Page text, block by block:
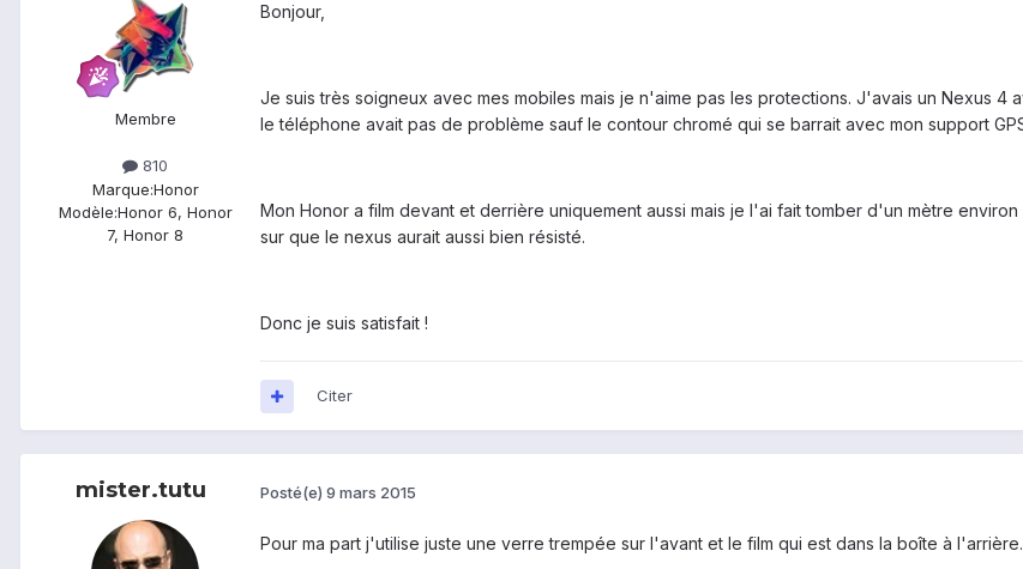
Membre
810
Marque:Honor
Modèle:Honor 6, Honor
7, Honor 8
Bonjour,
Je suis très soigneux avec mes mobiles mais je n'aime pas les protections. J'avais un Nexus
le téléphone avait pas de problème sauf le contour chromé qui se barrait avec mon support
Mon Honor a film devant et derrière uniquement aussi mais je l'ai fait tomber d'un mètre
sur que le nexus aurait aussi bien résisté.
Donc je suis satisfait !
Citer
mister.tutu Posté(e) 9 mars 2015
Pour ma part j'utilise juste une verre trempée sur l'avant et le film qui est dans la boîte à l'arrière.